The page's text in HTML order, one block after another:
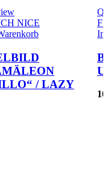
NICE
/ LAZY
In